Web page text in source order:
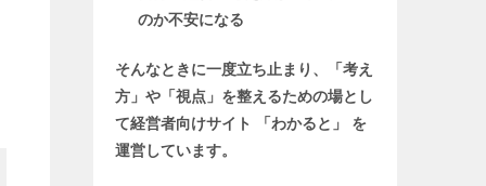
のか不安になる
そんなときに一度立ち止まり、「考え
方」や「視点」を整えるための場とし
て経営者向けサイト 「わかると」 を
運営しています。